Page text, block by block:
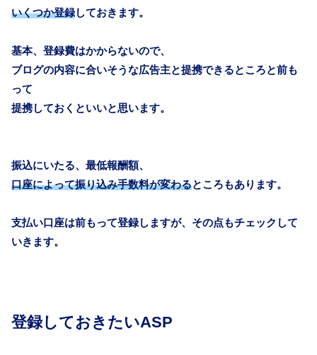
いくつか登録しておきます。
基本、登録費はかからないので、
ブログの内容に合いそうな広告主と提携できるところと前も
って
提携しておくといいと思います。
振込にいたる、最低報酬額、
口座によって振り込み手数料が変わるところもあります。
支払い口座は前もって登録しますが、その点もチェックして
いきます。
登録しておきたいASP